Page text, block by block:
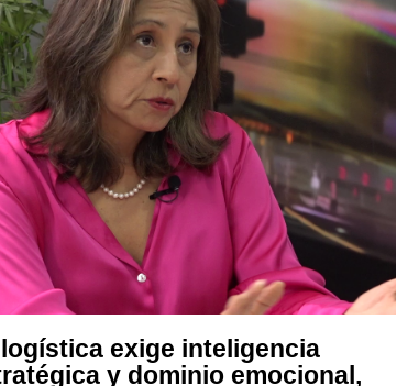
exige inteligencia
y dominio emocional,